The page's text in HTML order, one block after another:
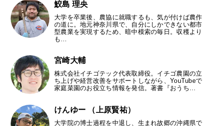
鮫島 理央
大学を卒業後、農協に就職するも、気が付けば農作
の道に。地元神奈川県で、自分にしかできない都市
型農業を実現するため、暗中模索の毎日。収穫より
も…
宮崎大輔
株式会社イチゴテック代表取締役。イチゴ農園の立
ち上げや経営改善をサポートしながら、YouTubeで
家庭菜園のお役立ち情報を発信。著書『おうち…
けんゆー （上原賢祐）
大学院の博士過程を中退し、生まれ故郷の沖縄県で